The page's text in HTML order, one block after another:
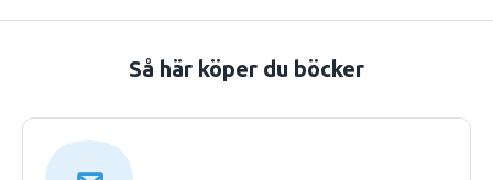
Så här köper du böcker